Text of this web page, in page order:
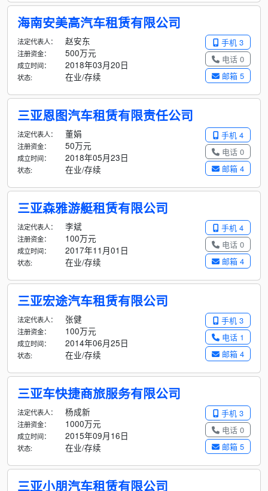
海南安美高汽车租赁有限公司
手机 3
电话 0
邮箱 5
法定代表人： 赵安东
注册资金： 500万元
成立时间： 2018年03月20日
状态: 在业/存续
三亚恩图汽车租赁有限责任公司
手机 4
电话 0
邮箱 4
法定代表人： 董娟
注册资金： 50万元
成立时间： 2018年05月23日
状态: 在业/存续
三亚森雅游艇租赁有限公司
手机 4
电话 0
邮箱 4
法定代表人： 李斌
注册资金： 100万元
成立时间： 2017年11月01日
状态: 在业/存续
三亚宏途汽车租赁有限公司
手机 3
电话 1
邮箱 4
法定代表人： 张健
注册资金： 100万元
成立时间： 2014年06月25日
状态: 在业/存续
三亚车快捷商旅服务有限公司
手机 3
电话 0
邮箱 5
法定代表人： 杨成新
注册资金： 1000万元
成立时间： 2015年09月16日
状态: 在业/存续
三亚小朋汽车租赁有限公司